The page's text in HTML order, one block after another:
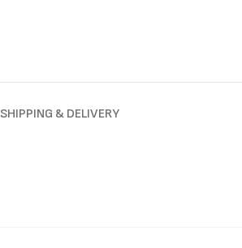
SHIPPING & DELIVERY